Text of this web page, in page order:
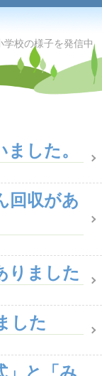
校の様子を発信中
した。
回収があ
りました
した
」と「み